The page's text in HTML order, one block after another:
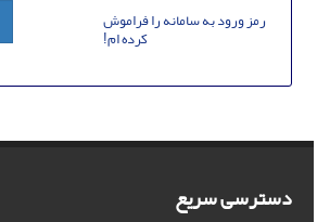
رمز ورود به سامانه را فراموش
کرده ام!
دسترسی سریع